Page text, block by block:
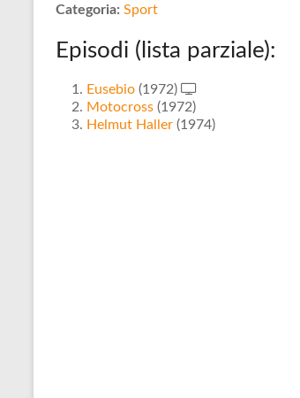
Categoria: Sport
Episodi (lista parziale):
Eusebio (1972)
Motocross (1972)
Helmut Haller (1974)